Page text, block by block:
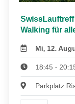
Walking für
Mi, 12.
18:45 -
Parkplatz